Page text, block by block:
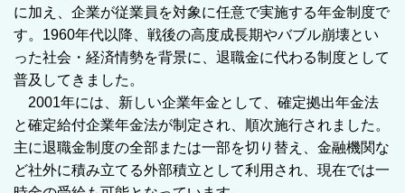
に加え、企業が従業員を対象に任意で実施する年金制度で
す。1960年代以降、戦後の高度成長期やバブル崩壊とい
った社会・経済情勢を背景に、退職金に代わる制度として
普及してきました。
2001年には、新しい企業年金として、確定拠出年金法
と確定給付企業年金法が制定され、順次施行されました。
主に退職金制度の全部または一部を切り替え、金融機関な
ど社外に積み立てる外部積立として利用され、現在では一